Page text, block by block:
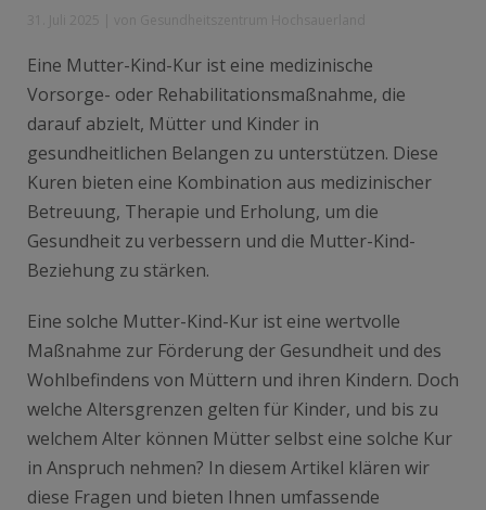
Eine Mutter-Kind-Kur ist eine medizinische
Vorsorge- oder Rehabilitationsmaßnahme, die
darauf abzielt, Mütter und Kinder in
gesundheitlichen Belangen zu unterstützen. Diese
Kuren bieten eine Kombination aus medizinischer
Betreuung, Therapie und Erholung, um die
Gesundheit zu verbessern und die Mutter-Kind-
Beziehung zu stärken.
Eine solche Mutter-Kind-Kur ist eine wertvolle
Maßnahme zur Förderung der Gesundheit und des
Wohlbefindens von Müttern und ihren Kindern. Doch
welche Altersgrenzen gelten für Kinder, und bis zu
welchem Alter können Mütter selbst eine solche Kur
in Anspruch nehmen? In diesem Artikel klären wir
diese Fragen und bieten Ihnen umfassende